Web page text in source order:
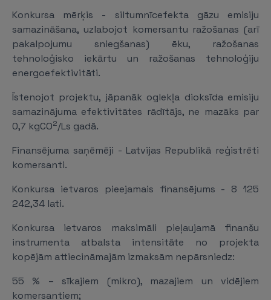
Konkursa mērķis - siltumnīcefekta gāzu emisiju
samazināšana, uzlabojot komersantu ražošanas (arī
pakalpojumu sniegšanas) ēku, ražošanas
tehnoloģisko iekārtu un ražošanas tehnoloģiju
energoefektivitāti.
Īstenojot projektu, jāpanāk oglekļa dioksīda emisiju
samazinājuma efektivitātes rādītājs, ne mazāks par
0,7 kgCO2/Ls gadā.
Finansējuma saņēmēji - Latvijas Republikā reģistrēti
komersanti.
Konkursa ietvaros pieejamais finansējums - 8 125
242,34 lati.
Konkursa ietvaros maksimāli pieļaujamā finanšu
instrumenta atbalsta intensitāte no projekta
kopējām attiecināmajām izmaksām nepārsniedz:
55 % – sīkajiem (mikro), mazajiem un vidējiem
komersantiem;